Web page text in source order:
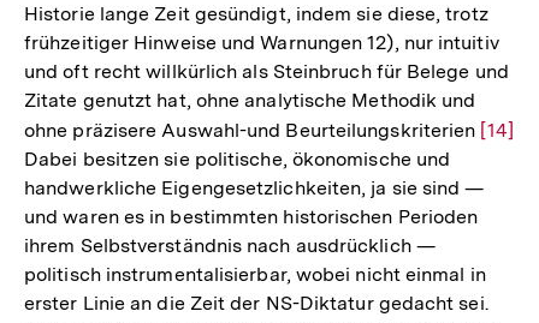
Historie lange Zeit gesündigt, indem sie diese, trotz
frühzeitiger Hinweise und Warnungen 12), nur intuitiv
und oft recht willkürlich als Steinbruch für Belege und
Zitate genutzt hat, ohne analytische Methodik und
ohne präzisere Auswahl-und Beurteilungskriterien Zur
der
[14]
Dabei besitzen sie politische, ökonomische und
handwerkliche Eigengesetzlichkeiten, ja sie sind —
und waren es in bestimmten historischen Perioden
ihrem Selbstverständnis nach ausdrücklich —
politisch instrumentalisierbar, wobei nicht einmal in
erster Linie an die Zeit der NS-Diktatur gedacht sei.